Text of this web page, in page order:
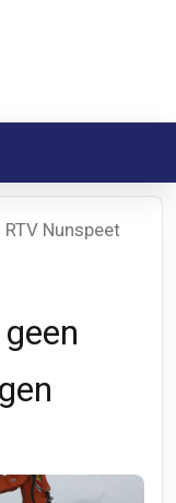
Nunspeet